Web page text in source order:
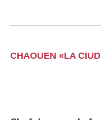
CHAOUEN «LA